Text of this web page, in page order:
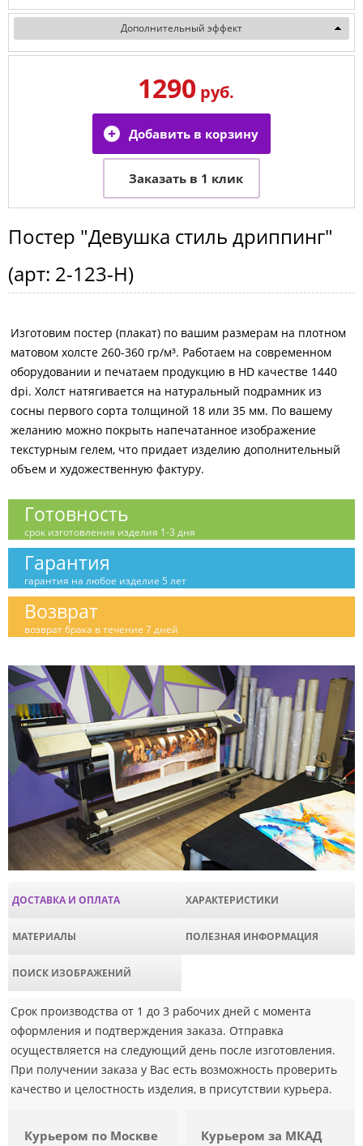
Дополнительный эффект
1290руб.
Постер "Девушка стиль дриппинг"
(арт: 2-123-H)
Изготовим постер (плакат) по вашим размерам на плотном
матовом холсте 260-360 гр/м³. Работаем на современном
оборудовании и печатаем продукцию в HD качестве 1440
dpi. Холст натягивается на натуральный подрамник из
сосны первого сорта толщиной 18 или 35 мм. По вашему
желанию можно покрыть напечатанное изображение
текстурным гелем, что придает изделию дополнительный
объем и художественную фактуру.
Готовность
срок изготовления изделия 1-3 дня
Гарантия
гарантия на любое изделие 5 лет
Возврат
возврат брака в течение 7 дней
ДОСТАВКА И ОПЛАТА ХАРАКТЕРИСТИКИ
МАТЕРИАЛЫ ПОЛЕЗНАЯ ИНФОРМАЦИЯ
ПОИСК ИЗОБРАЖЕНИЙ
Срок производства от 1 до 3 рабочих дней с момента
оформления и подтверждения заказа. Отправка
осуществляется на следующий день после изготовления.
При получении заказа у Вас есть возможность проверить
качество и целостность изделия, в присутствии курьера.
Курьером по Москве Курьером за МКАД